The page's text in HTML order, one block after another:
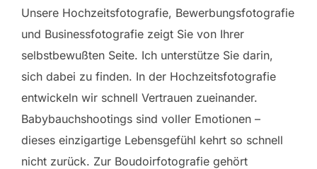
Unsere Hochzeitsfotografie, Bewerbungsfotografie
und Businessfotografie zeigt Sie von Ihrer
selbstbewußten Seite. Ich unterstütze Sie darin,
sich dabei zu finden. In der Hochzeitsfotografie
entwickeln wir schnell Vertrauen zueinander.
Babybauchshootings sind voller Emotionen –
dieses einzigartige Lebensgefühl kehrt so schnell
nicht zurück. Zur Boudoirfotografie gehört